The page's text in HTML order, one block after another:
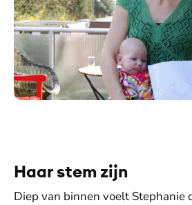
Haar stem zijn
Diep van binnen voelt Stephanie